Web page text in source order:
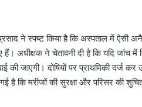
ने स्पष्ट किया है कि अस्पताल में ऐसी
अधीक्षक ने चेतावनी दी है कि यदि जांच में
की जाएगी। दोषियों पर प्राथमिकी दर्ज
है कि मरीजों की सुरक्षा और परिसर की